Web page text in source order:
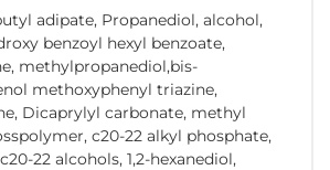
adipate, Propanediol, alcohol,
benzoyl hexyl benzoate,
methylpropanediol,bis-
methoxyphenyl triazine,
Dicaprylyl carbonate, methyl
c20-22 alkyl phosphate,
22 alcohols, 1,2-hexanediol,